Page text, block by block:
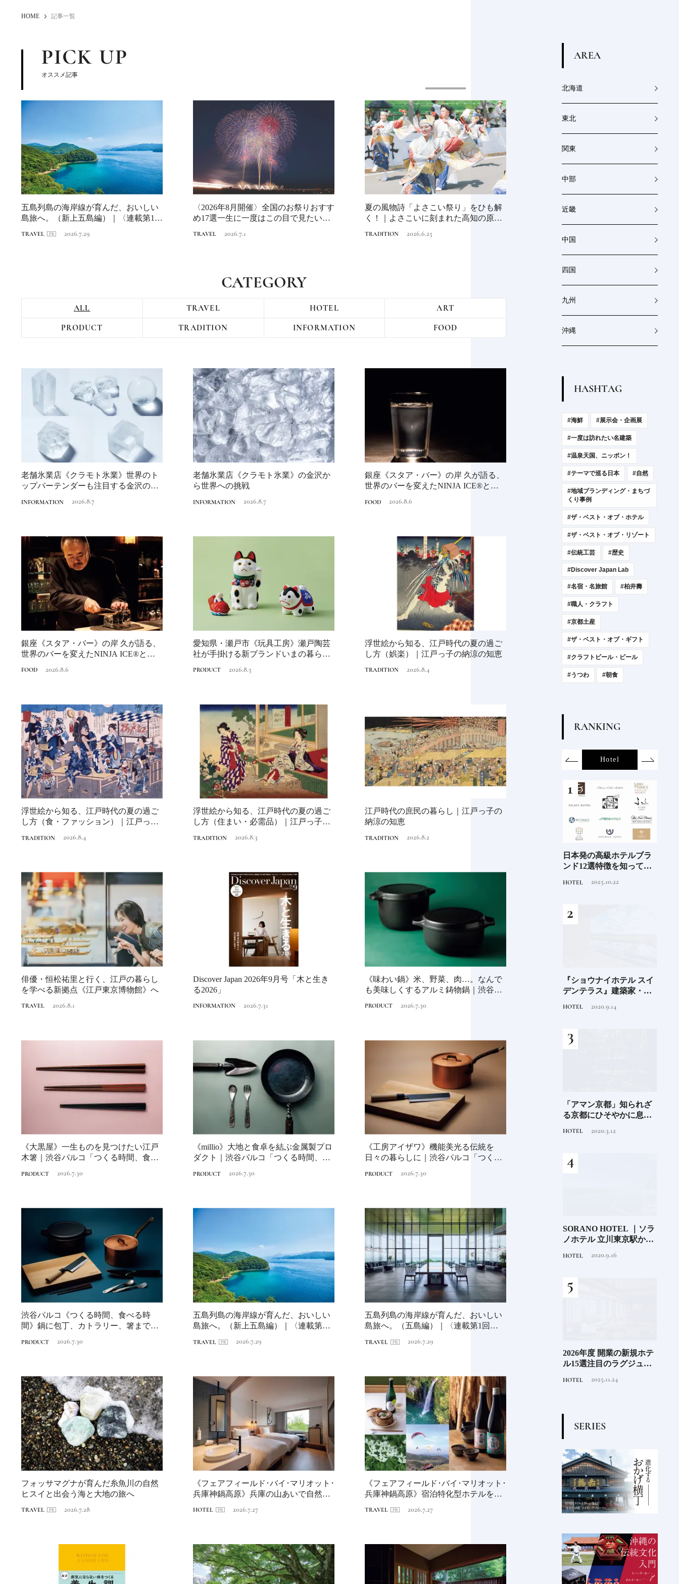
HOME 記事一覧
PICK UP
オススメ記事
五島列島の海岸線が育んだ、おいしい
島旅へ。（新上五島編）｜〈連載第1
TRAVEL 2026.7.29
〈2026年8月開催〉全国のお祭りおすす
め17選一生に一度はこの目で見たい！
TRAVEL 2026.7.1
夏の風物詩「よさこい祭り」をひも解
く！｜よさこいに刻まれた高知の原点
TRADITION 2026.6.25
《millio》大地と食卓を結ぶ金属製プロ
CATEGORY
ALL TRAVEL HOTEL
ART
PRODUCT
TRADITION INFORMATION FOOD
老舗氷業店《クラモト氷業》世界のト
ップバーテンダーも注目する金沢の氷
INFORMATION 2026.8.7
老舗氷業店《クラモト氷業》の金沢か
ら世界への挑戦
INFORMATION 2026.8.7
銀座《スタア・バー》の岸 久が語る、
世界のバーを変えたNINJA ICE®と
FOOD 2026.8.6
銀座《スタア・バー》の岸 久が語る、
世界のバーを変えたNINJA ICE®と
FOOD 2026.8.6
愛知県・瀬戸市《玩具工房》瀬戸陶芸
社が手掛ける新ブランドいまの暮らし
PRODUCT 2026.8.5
浮世絵から知る、江戸時代の夏の過ご
し方（娯楽）｜江戸っ子の納涼の知恵
TRADITION 2026.8.4
浮世絵から知る、江戸時代の夏の過ご
し方（食・ファッション）｜江戸っ子
TRADITION 2026.8.4
浮世絵から知る、江戸時代の夏の過ご
し方（住まい・必需品）｜江戸っ子の
TRADITION 2026.8.3
江戸時代の庶民の暮らし｜江戸っ子の
納涼の知恵
TRADITION 2026.8.2
俳優・恒松祐里と行く、江戸の暮らし
を学べる新拠点《江戸東京博物館》へ
TRAVEL 2026.8.1
Discover Japan 2026年9月号「木と生き
る2026」
INFORMATION 2026.7.31
《味わい鍋》米、野菜、肉…。なんで
も美味しくするアルミ鋳物鍋｜渋谷パ
PRODUCT 2026.7.30
《大黒屋》一生ものを見つけたい江戸
木箸｜渋谷パルコ「つくる時間、食べ
PRODUCT 2026.7.30
《millio》大地と食卓を結ぶ金属製プロ
ダクト｜渋谷パルコ「つくる時間、食
PRODUCT 2026.7.30
《工房アイザワ》機能美光る伝統を
日々の暮らしに｜渋谷パルコ「つくる
PRODUCT 2026.7.30
渋谷パルコ《つくる時間、食べる時
間》鍋に包丁、カトラリー、箸まで…
PRODUCT 2026.7.30
五島列島の海岸線が育んだ、おいしい
島旅へ。（新上五島編）｜〈連載第1
TRAVEL 2026.7.29
五島列島の海岸線が育んだ、おいしい
島旅へ。（五島編）｜〈連載第1回〉長
TRAVEL 2026.7.29
フォッサマグナが育んだ糸魚川の自然
ヒスイと出会う海と大地の旅へ
TRAVEL 2026.7.28
《フェアフィールド･バイ･マリオット･
兵庫神鍋高原》兵庫の山あいで自然と
HOTEL 2026.7.27
《フェアフィールド･バイ･マリオット･
兵庫神鍋高原》宿泊特化型ホテルを拠
TRAVEL 2026.7.27
AREA
北海道
東北
関東
中部
近畿
中国
四国
九州
沖縄
HASHTAG
#海鮮 #展示会・企画展
#一度は訪れたい名建築
#温泉天国、ニッポン！
#テーマで巡る日本 #自然
#地域ブランディング・まちづ
くり事例
#ザ・ベスト・オブ・ホテル
#ザ・ベスト・オブ・リゾート
#伝統工芸 #歴史
#Discover Japan Lab
#名宿・名旅館 #柏井壽
#職人・クラフト
#京都土産
#ザ・ベスト・オブ・ギフト
#クラフトビール・ビール
#うつわ #朝食
RANKING
Tradition SDGs Hotel
INFORMATION
Ento ＜エントウ＞ 海士町
地球と人が循環する、未
来の島の観光拠点〈前
HOTEL 2021.8.29
《うめきた公園》大阪に
自然と人をつなぐランド
スケープが誕生
2022.6.11
日本の都市は緑地が少な
い？都市開発のキーは“緑
化”にあり！｜みどりのあ
るまちづくり①
INFORMATION 2025.4.21
る自然を原体験できる一
棟貸しホテル
HOTEL 2021.11.14
青森県弘前市 大阪屋の
「竹流し」《福田里香の
Discover Japan 2026年9月
「伊邪那美神（イザナ
ミ）」イザナギとともに
多くの神様を生み出す日
本人なら知っておきたい
ニッポンの神様名鑑
TRADITION
るような図書空間
TRAVEL 2022.6.30
日本発の高級ホテルブラ
ンド12選特徴を知って、
喫｜ホテルブランド大解
HOTEL 2025.10.22
『ショウナイホテル スイ
デンテラス』建築家・坂
の街づくりのシンボル
HOTEL 2020.9.14
「アマン京都」知られざ
る京都にひそやかに息づ
HOTEL 2020.3.12
SORANO HOTEL ｜ソラ
ノホテル 立川東京駅から
【前編】
HOTEL 2020.9.16
2026年度 開業の新規ホテ
ル15選注目のラグジュア
点となるシティホテルま
HOTEL 2025.11.24
SERIES